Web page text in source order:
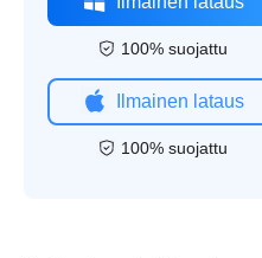
100% suojattu
Ilmainen lataus
100% suojattu